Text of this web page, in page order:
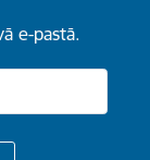
e-pastā.